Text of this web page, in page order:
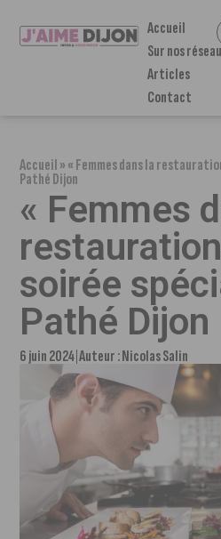
Accueil
Sur nos
Articles
Contact
Accueil»« Femmes dans la
Pathé Dijon
« Femmes
soirée
Pathé Dijon
6 juin 2024 Auteur :Nicolas Salin